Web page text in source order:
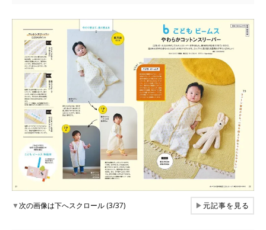
▼次の画像は下へスクロール (3/37) ▶元記事を見る